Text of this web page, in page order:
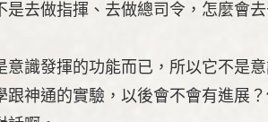
去做指揮、去做總司令，怎麼會去
意識發揮的功能而已，所以它不是
神通的實驗，以後會不會有進展